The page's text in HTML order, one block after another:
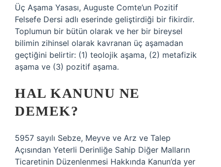
Üç Aşama Yasası, Auguste Comte’un Pozitif
Felsefe Dersi adlı eserinde geliştirdiği bir fikirdir.
Toplumun bir bütün olarak ve her bir bireysel
bilimin zihinsel olarak kavranan üç aşamadan
geçtiğini belirtir: (1) teolojik aşama, (2) metafizik
aşama ve (3) pozitif aşama.
HAL KANUNU NE
DEMEK?
5957 sayılı Sebze, Meyve ve Arz ve Talep
Açısından Yeterli Derinliğe Sahip Diğer Malların
Ticaretinin Düzenlenmesi Hakkında Kanun’da yer